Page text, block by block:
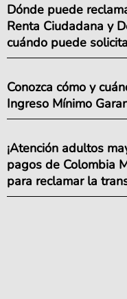
Dónde puede
Renta Ciudadana y
cuándo puede
Conozca cómo y
Ingreso Mínimo
¡Atención adultos
pagos de Colombia
para reclamar la